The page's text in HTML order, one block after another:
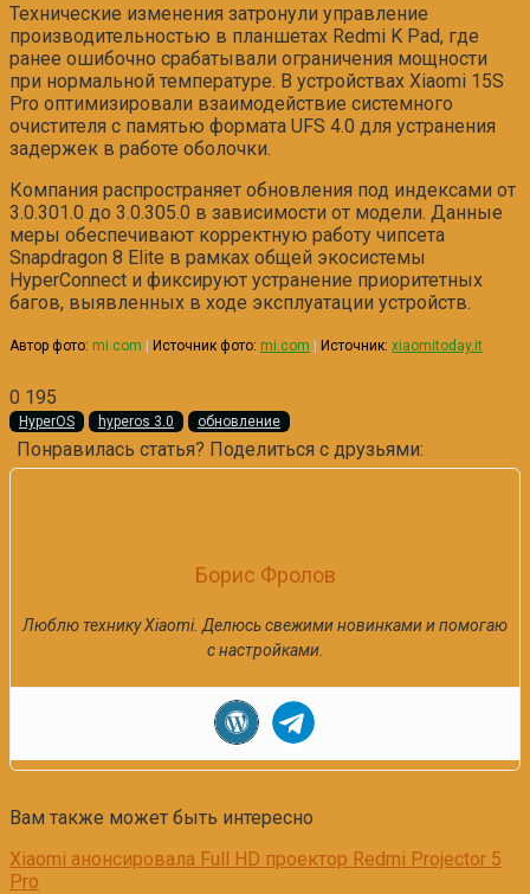
Технические изменения затронули управление
производительностью в планшетах Redmi K Pad, где
ранее ошибочно срабатывали ограничения мощности
при нормальной температуре. В устройствах Xiaomi 15S
Pro оптимизировали взаимодействие системного
очистителя с памятью формата UFS 4.0 для устранения
задержек в работе оболочки.
Компания распространяет обновления под индексами от
3.0.301.0 до 3.0.305.0 в зависимости от модели. Данные
меры обеспечивают корректную работу чипсета
Snapdragon 8 Elite в рамках общей экосистемы
HyperConnect и фиксируют устранение приоритетных
багов, выявленных в ходе эксплуатации устройств.
Автор фото: mi.com | Источник фото: mi.com | Источник: xiaomitoday.it
0 195
HyperOS hyperos 3.0 обновление
Понравилась статья? Поделиться с друзьями:
Борис Фролов
Люблю технику Xiaomi. Делюсь свежими новинками и помогаю
с настройками.
Вам также может быть интересно
Xiaomi анонсировала Full HD проектор Redmi Projector 5
Pro